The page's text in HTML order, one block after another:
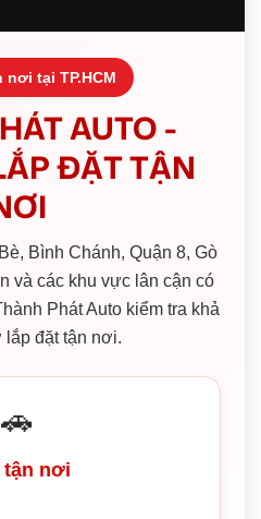
nơi tại TP.HCM
AUTO -
ĐẶT TẬN
Bình Chánh, Quận 8, Gò
và các khu vực lân cận có
Phát Auto kiểm tra khả
lắp đặt tận nơi.
🚗
tận nơi